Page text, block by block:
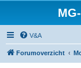
V&A
Forumoverzicht